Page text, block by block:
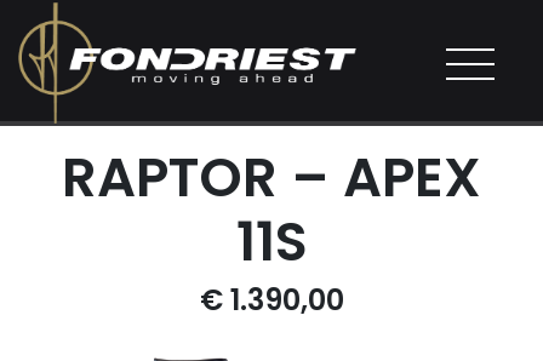
RAPTOR – APEX
11S
€ 1.390,00